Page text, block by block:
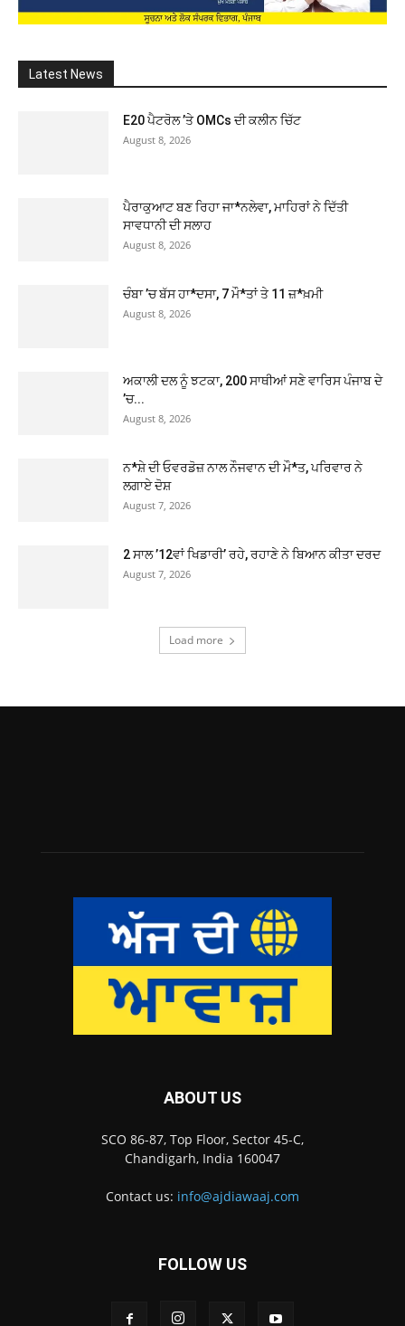
Latest News
E20 ਪੈਟਰੋਲ ’ਤੇ OMCs ਦੀ ਕਲੀਨ ਚਿੱਟ
August 8, 2026
ਪੈਰਾਕੁਆਟ ਬਣ ਰਿਹਾ ਜਾ*ਨਲੇਵਾ, ਮਾਹਿਰਾਂ ਨੇ ਦਿੱਤੀ
ਸਾਵਧਾਨੀ ਦੀ ਸਲਾਹ
August 8, 2026
ਚੰਬਾ ’ਚ ਬੱਸ ਹਾ*ਦਸਾ, 7 ਮੌ*ਤਾਂ ਤੇ 11 ਜ਼*ਖ਼ਮੀ
August 8, 2026
ਅਕਾਲੀ ਦਲ ਨੂੰ ਝਟਕਾ, 200 ਸਾਥੀਆਂ ਸਣੇ ਵਾਰਿਸ ਪੰਜਾਬ ਦੇ
’ਚ...
August 8, 2026
ਨ*ਸ਼ੇ ਦੀ ਓਵਰਡੋਜ਼ ਨਾਲ ਨੌਜਵਾਨ ਦੀ ਮੌ*ਤ, ਪਰਿਵਾਰ ਨੇ
ਲਗਾਏ ਦੋਸ਼
August 7, 2026
2 ਸਾਲ ’12ਵਾਂ ਖਿਡਾਰੀ’ ਰਹੇ, ਰਹਾਣੇ ਨੇ ਬਿਆਨ ਕੀਤਾ ਦਰਦ
August 7, 2026
Load more
ABOUT US
SCO 86-87, Top Floor, Sector 45-C,
Chandigarh, India 160047
Contact us: info@ajdiawaaj.com
FOLLOW US